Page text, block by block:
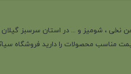
در تولید انواع لباس شامل پیراهن نخی ، شومیز و
مناسب محصولات را دارید فروشگاه